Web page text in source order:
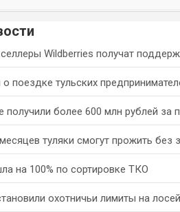
Wildberries получат
о поездке тульских
получили более 600 млн рублей за
туляки смогут прожить без
на 100% по сортировке ТКО
охотничьи лимиты на